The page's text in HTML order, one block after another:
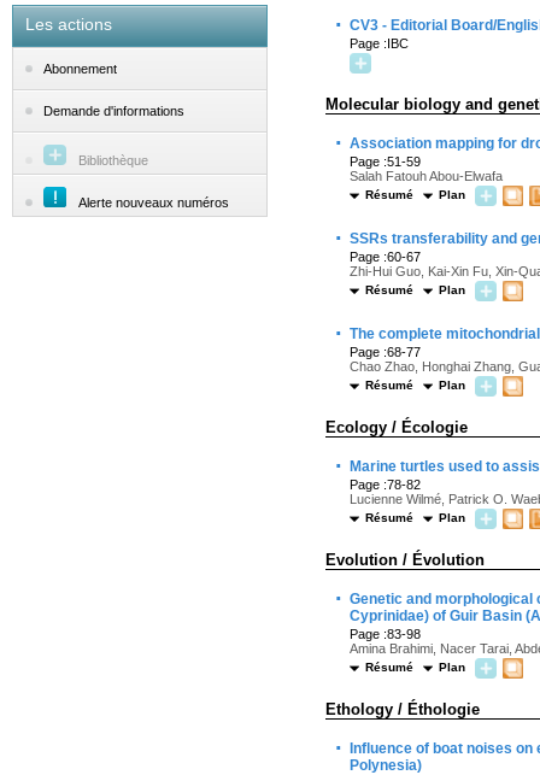
Les actions
Abonnement
Demande d'informations
Bibliothèque
Alerte nouveaux numéros
· CV3 - Editorial Board/
Page :IBC
Molecular biology and
· Association mapping for
Page :51-59
Salah Fatouh Abou-Elwafa
Résumé Plan
· SSRs transferability and
Page :60-67
Zhi-Hui Guo, Kai-Xin Fu, Xin-
Résumé Plan
· The complete
Page :68-77
Chao Zhao, Honghai Zhang,
Résumé Plan
Ecology / Écologie
· Marine turtles used to
Page :78-82
Lucienne Wilmé, Patrick O.
Résumé Plan
Evolution / Évolution
· Genetic and
Cyprinidae) of Guir Basin
Page :83-98
Amina Brahimi, Nacer Tarai,
Résumé Plan
Ethology / Éthologie
·
Influence of boat noises
Polynesia)